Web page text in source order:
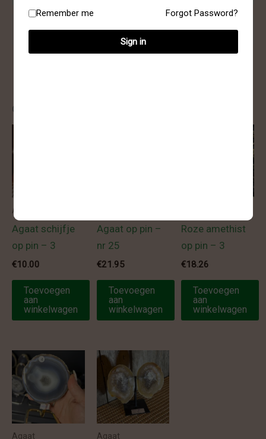
Gewicht 0.455 kg
Gerelateerde producten
Agaat
Agaat schijfje
op pin – 3
€10.00
Toevoegen
aan
winkelwagen
Agaat op pin –
nr 25
€21.95
Toevoegen
aan
winkelwagen
Roze amethist
op pin – 3
€18.26
Toevoegen
aan
winkelwagen
Agaat Agaat
Remember me Forgot Password?
Sign in